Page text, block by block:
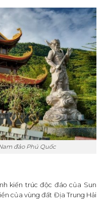
đảo Phú Quốc
kiến trúc độc đáo của Sun
của vùng đất Địa Trung Hải